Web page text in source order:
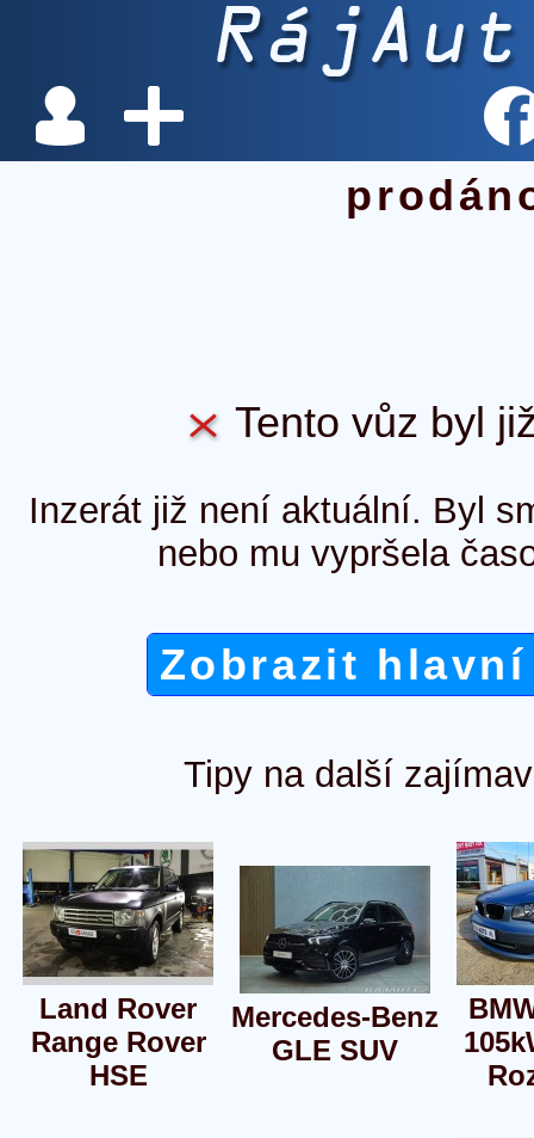
Tento vůz byl
Inzerát již není aktuální. Byl
nebo mu vypršela
Zobrazit
Tipy na další
Land Rover
Range Rover
HSE
Mercedes-Benz
GLE SUV